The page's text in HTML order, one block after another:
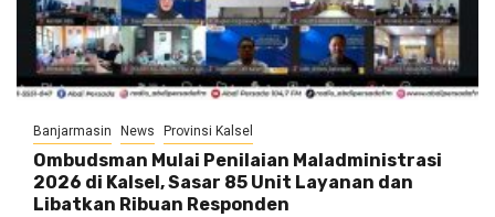
Banjarmasin News Provinsi Kalsel
Ombudsman Mulai Penilaian Maladministrasi
2026 di Kalsel, Sasar 85 Unit Layanan dan
Libatkan Ribuan Responden